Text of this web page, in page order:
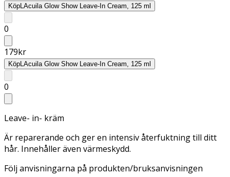
KöpLAcuila Glow Show Leave-In Cream, 125 ml
0
179kr
KöpLAcuila Glow Show Leave-In Cream, 125 ml
0
Leave- in- kräm
Är reparerande och ger en intensiv återfuktning till ditt
hår. Innehåller även värmeskydd.
Följ anvisningarna på produkten/bruksanvisningen